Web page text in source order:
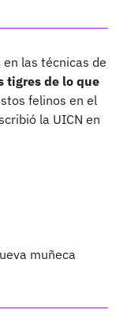
las técnicas de
tigres de lo que
felinos en el
la UICN en
muñeca